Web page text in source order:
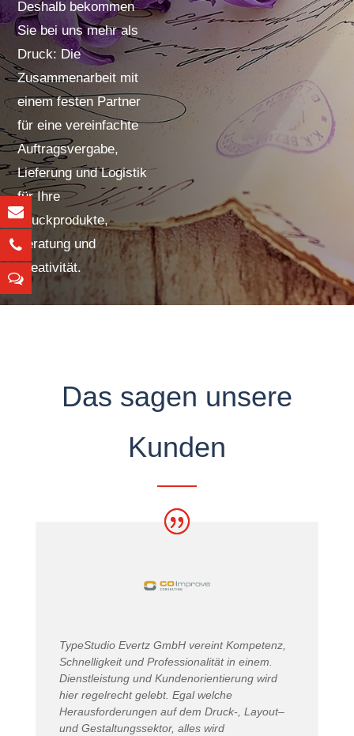
Deshalb bekommen
Sie bei uns mehr als
Druck: Die
Zusammenarbeit mit
einem festen Partner
für eine vereinfachte
Auftragsvergabe,
Lieferung und Logistik
für Ihre
Druckprodukte,
Beratung und
Kreativität.
Das sagen unsere
Kunden
TypeStudio Evertz GmbH vereint Kompetenz,
Schnelligkeit und Professionalität in einem.
Dienstleistung und Kundenorientierung wird
hier regelrecht gelebt. Egal welche
Herausforderungen auf dem Druck-, Layout–
und Gestaltungssektor, alles wird